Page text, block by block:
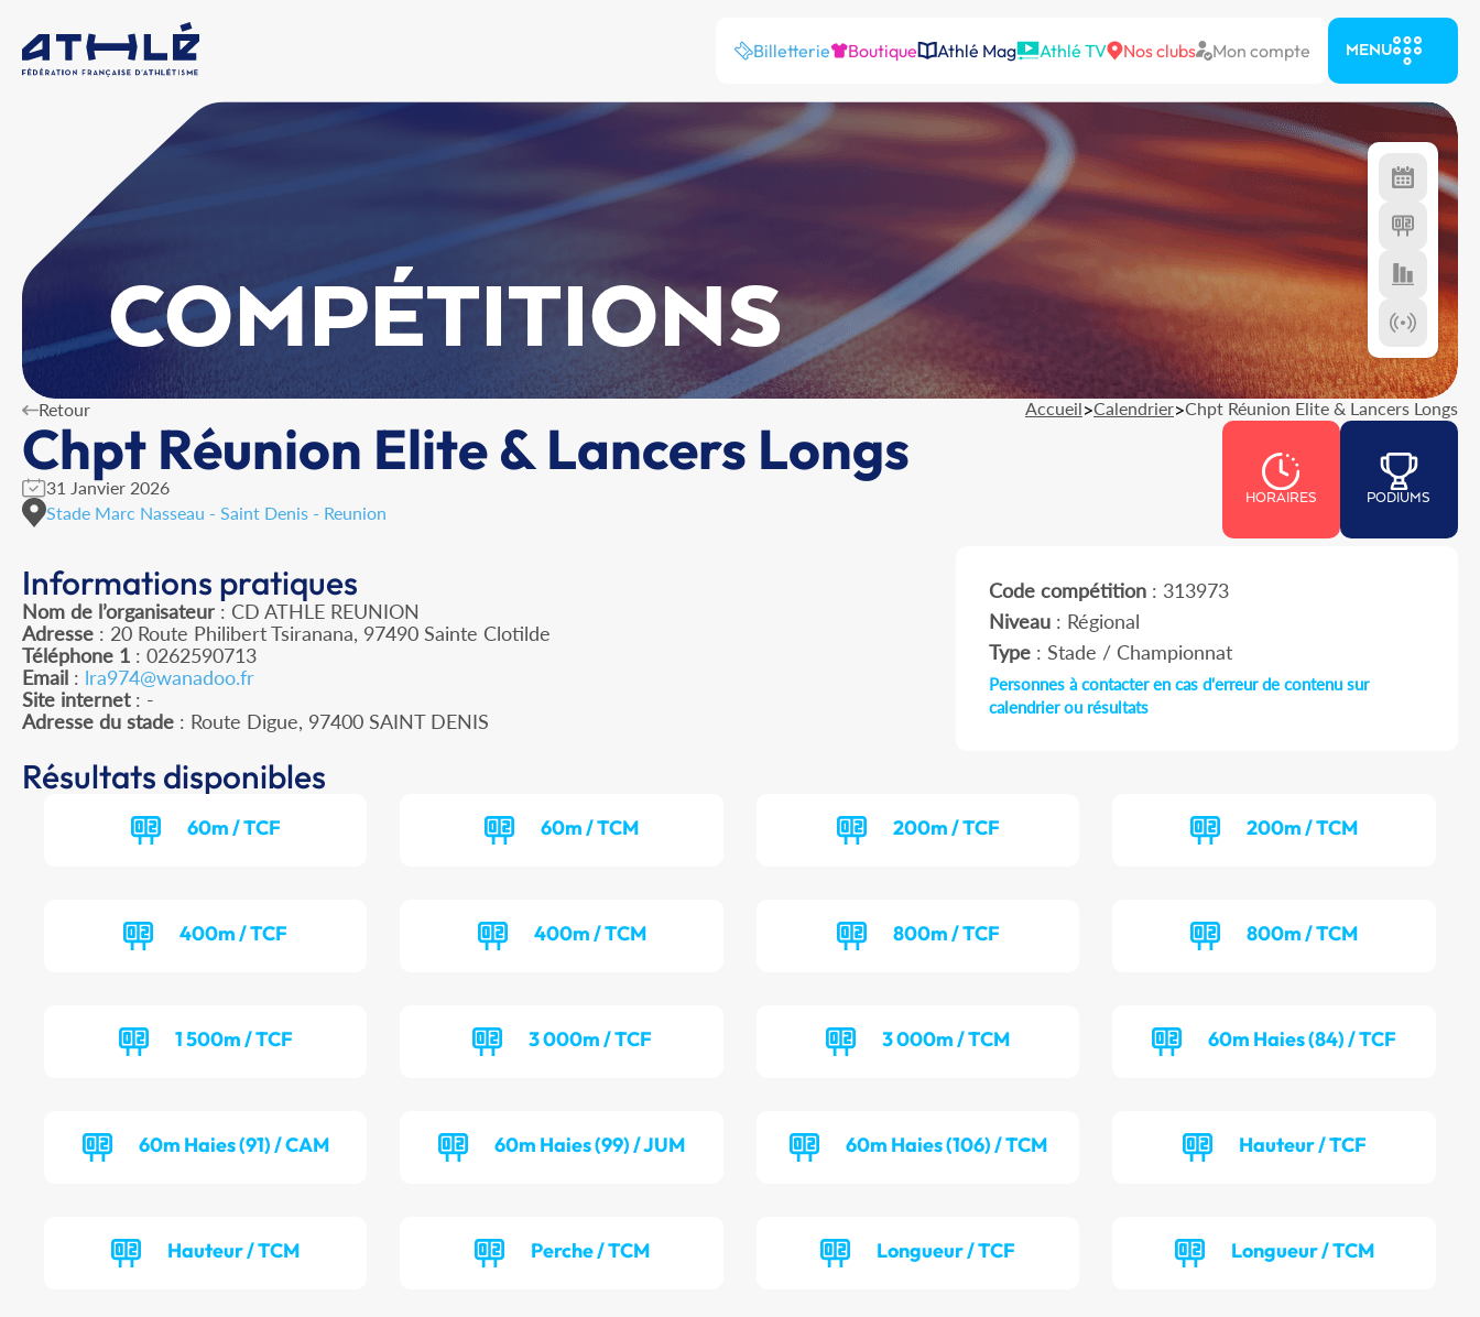
Billetterie Boutique Athlé Mag Athlé TV Nos clubs Mon compte MENU
COMPÉTITIONS
Retour Accueil>Calendrier>Chpt Réunion Elite & Lancers Longs
Chpt Réunion Elite & Lancers Longs
31 Janvier 2026
Stade Marc Nasseau - Saint Denis - Reunion
HORAIRES PODIUMS
Informations pratiques
Nom de l’organisateur : CD ATHLE REUNION
Adresse : 20 Route Philibert Tsiranana, 97490 Sainte Clotilde
Téléphone 1 : 0262590713
Email : lra974@wanadoo.fr
Site internet: -
Adresse du stade : Route Digue, 97400 SAINT DENIS
Code compétition: 313973
Niveau: Régional
Type: Stade / Championnat
Personnes à contacter en cas d'erreur de contenu sur
calendrier ou résultats
Résultats disponibles
60m / TCF 60m / TCM 200m / TCF 200m / TCM
400m / TCF 400m / TCM 800m / TCF 800m / TCM
1 500m / TCF 3 000m / TCF 3 000m / TCM 60m Haies (84) / TCF
60m Haies (91) / CAM 60m Haies (99) / JUM 60m Haies (106) / TCM Hauteur / TCF
Hauteur / TCM Perche / TCM Longueur / TCF Longueur / TCM